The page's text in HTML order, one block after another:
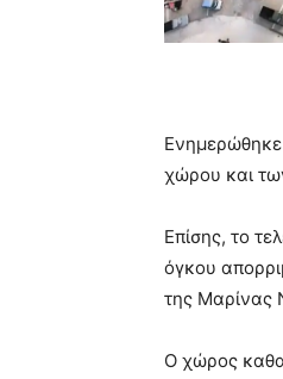
Ενημερώθηκε
χώρου και
Επίσης, το
όγκου
της Μαρίνας
Ο χώρος